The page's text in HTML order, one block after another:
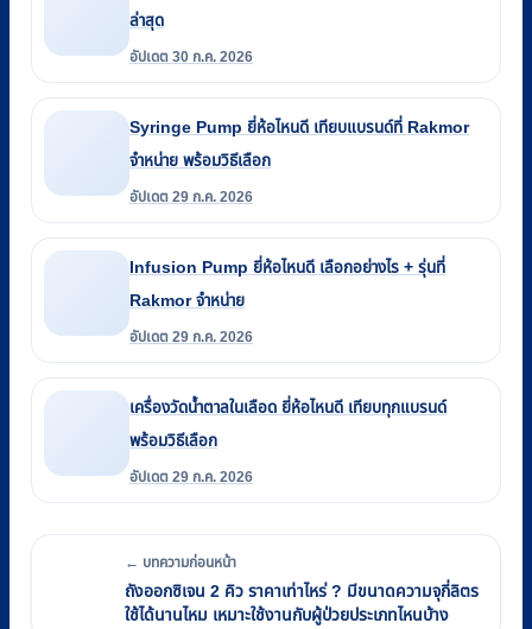
ล่าสุด
อัปเดต 30 ก.ค. 2026
Syringe Pump ยี่ห้อไหนดี เทียบแบรนด์ที่ Rakmor
จำหน่าย พร้อมวิธีเลือก
อัปเดต 29 ก.ค. 2026
Infusion Pump ยี่ห้อไหนดี เลือกอย่างไร + รุ่นที่
Rakmor จำหน่าย
อัปเดต 29 ก.ค. 2026
เครื่องวัดน้ำตาลในเลือด ยี่ห้อไหนดี เทียบทุกแบรนด์
พร้อมวิธีเลือก
อัปเดต 29 ก.ค. 2026
← บทความก่อนหน้า
ถังออกซิเจน 2 คิว ราคาเท่าไหร่ ? มีขนาดความจุกี่ลิตร
ใช้ได้นานไหม เหมาะใช้งานกับผู้ป่วยประเภทไหนบ้าง